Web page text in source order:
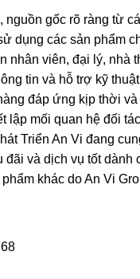
gốc rõ ràng từ
dụng các sản phẩm
nhân viên, đại lý, nhà
tin và hỗ trợ kỹ
đáp ứng kịp thời
lập mối quan hệ đối
Triển An Vi đang
đãi và dịch vụ tốt dành
khác do An Vi